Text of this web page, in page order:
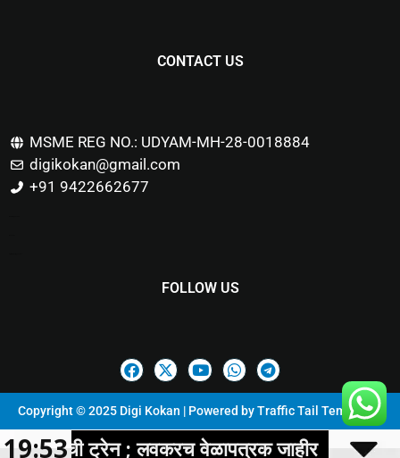
CONTACT US
MSME REG NO.: UDYAM-MH-28-0018884
digikokan@gmail.com
+91 9422662677
FOLLOW US
Copyright © 2025 Digi Kokan | Powered byTraffic Tail Templates
वेळापत्रक जाहीर रत्नागिरी
19:53